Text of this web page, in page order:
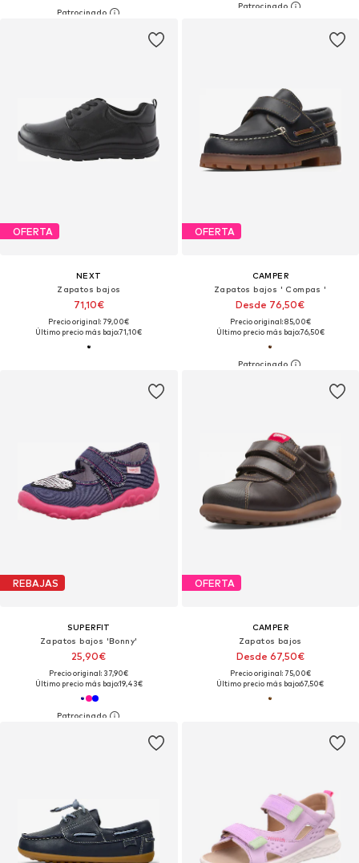
OFERTA
NEXT
Zapatos bajos
71,10€
Precio original: 79,00€
Último precio más bajo:71,10€
OFERTA
CAMPER
Zapatos bajos ' Compas '
Desde 76,50€
Precio original: 85,00€
Último precio más bajo:76,50€
REBAJAS
SUPERFIT
Zapatos bajos 'Bonny'
25,90€
Precio original: 37,90€
Último precio más bajo:19,43€
OFERTA
CAMPER
Zapatos bajos
Desde 67,50€
Precio original: 75,00€
Último precio más bajo:67,50€